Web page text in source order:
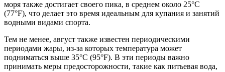
моря также достигает своего пика, в среднем около 25°C
(77°F), что делает это время идеальным для купания и занятий
водными видами спорта.
Тем не менее, август также известен периодическими
периодами жары, из-за которых температура может
подниматься выше 35°C (95°F). В эти периоды важно
принимать меры предосторожности, такие как питьевая вода,